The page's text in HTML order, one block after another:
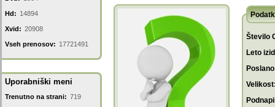
Hd: 14894
Xvid: 20908
Vseh prenosov: 17721491
Uporabniški meni
Trenutno na strani: 719
Število
Leto